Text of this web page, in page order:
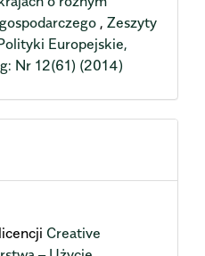
, Zeszyty
Europejskie,
Nr 12(61) (2014)
Creative